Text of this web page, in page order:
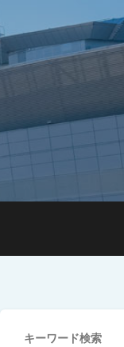
キーワード検索